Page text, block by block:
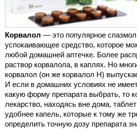
Корвалол — это популярное
успокаивающее средство, которое
любой домашней аптечке. Более
раствор корвалола, в каплях. Но
корвалол (он же корвалол Н)
И если в домашних условиях не
какую форму препарата выбрать, то
лекарство, находясь вне дома,
удобнее капель, которые к тому же
определить точную дозу препарата